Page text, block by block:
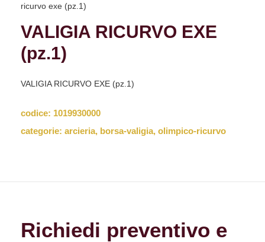
ricurvo exe (pz.1)
VALIGIA RICURVO EXE
(pz.1)
VALIGIA RICURVO EXE (pz.1)
codice: 1019930000
categorie: arcieria, borsa-valigia, olimpico-ricurvo
Richiedi preventivo e